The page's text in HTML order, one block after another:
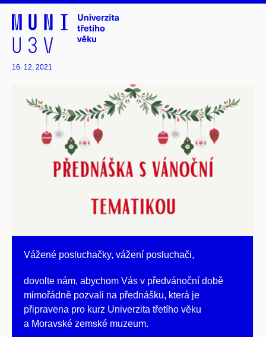
16. 12. 2021
Vážené posluchačky, vážení posluchači,
dovolte nám, abychom Vás v předvánoční době
mimořádně pozvali na přednášku, která je
připravena pro kurz Univerzita třetího věku
a Moravské zemské muzeum.